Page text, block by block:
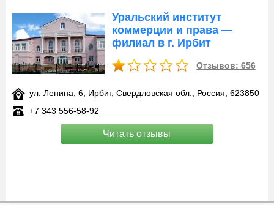
Уральский институт
коммерции и права —
филиал в г. Ирбит
Отзывов: 656
ул. Ленина, 6, Ирбит, Свердловская обл., Россия, 623850
+7 343 556-58-92
Читать отзывы